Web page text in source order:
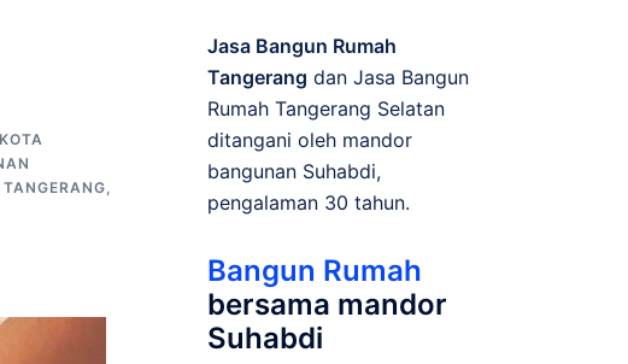
KOTA
,
Jasa Bangun Rumah
Tangerang dan Jasa Bangun
Rumah Tangerang Selatan
ditangani oleh mandor
bangunan Suhabdi,
pengalaman 30 tahun.
Bangun Rumah
bersama mandor
Suhabdi